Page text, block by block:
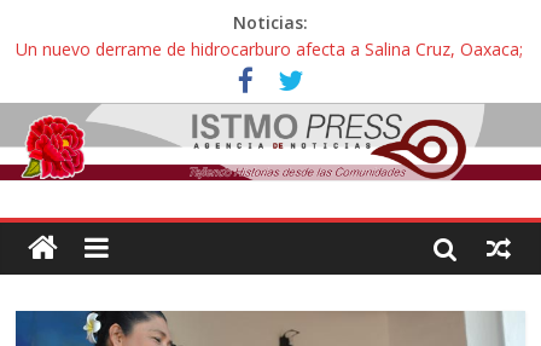
Noticias:
Un nuevo derrame de hidrocarburo afecta a Salina Cruz, Oaxaca;
ahora pescadores de Salinas del Marqués denuncian daños de
Pemex
Ángel, el joven autista expulsado por la Universidad Bienestar de
Ixtepec, Oaxaca vuelve a las aulas tras amparo
Familiares de periodista Alejandro Leyva se reúnen con titular de
intelectuales de su asesinato
Alertan pescadores de Juchitán, Oaxaca de nuevo despojo de su
Pescadores y comuneros ikoots detienen la extracción ilegal de